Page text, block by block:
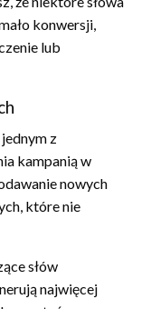
konwersji,
lub
z
kampanią w
nowych
które nie
słów
najwięcej